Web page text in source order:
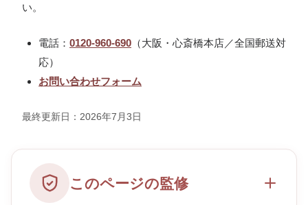
い。
電話： 0120-960-690 （大阪・心斎橋本店／全国郵送対
応）
お問い合わせフォーム
最終更新日：2026年7月3日
このページの監修